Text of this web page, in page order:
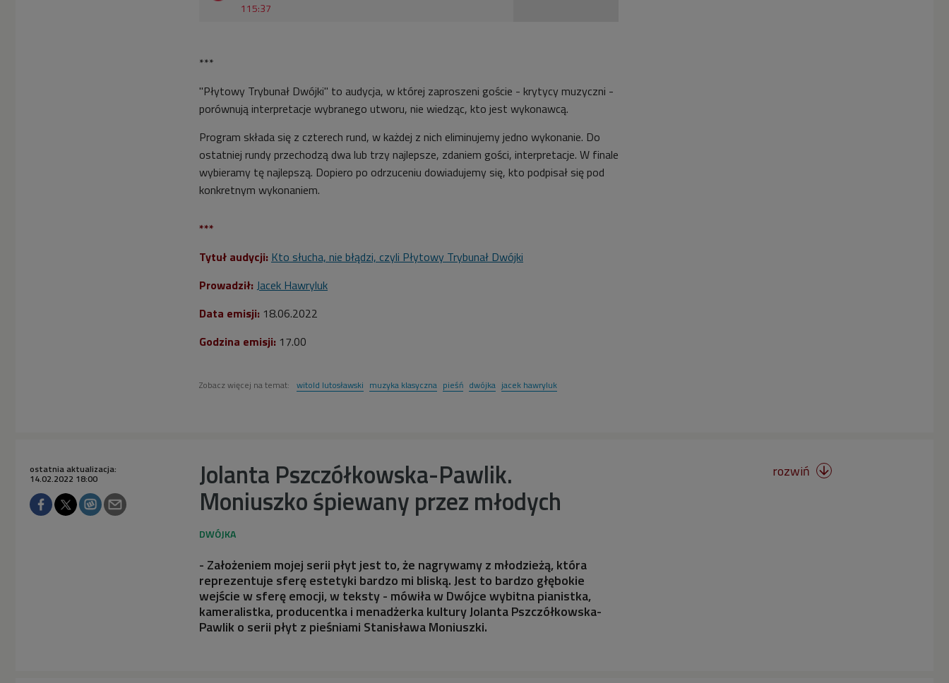
115:37
***
"Płytowy Trybunał Dwójki" to audycja, w której zaproszeni goście - krytycy muzyczni -
porównują interpretacje wybranego utworu, nie wiedząc, kto jest wykonawcą.
Program składa się z czterech rund, w każdej z nich eliminujemy jedno wykonanie. Do
ostatniej rundy przechodzą dwa lub trzy najlepsze, zdaniem gości, interpretacje. W finale
wybieramy tę najlepszą. Dopiero po odrzuceniu dowiadujemy się, kto podpisał się pod
konkretnym wykonaniem.
***
Tytuł audycji: Kto słucha, nie błądzi, czyli Płytowy Trybunał Dwójki
Prowadził: Jacek Hawryluk
Data emisji: 18.06.2022
Godzina emisji: 17.00
Zobacz więcej na temat: witold lutosławski muzyka klasyczna pieśń dwójka jacek hawryluk
Jolanta Pszczółkowska-Pawlik.
Moniuszko śpiewany przez młodych
ostatnia aktualizacja:
14.02.2022 18:00
- Założeniem mojej serii płyt jest to, że nagrywamy z młodzieżą, która
reprezentuje sferę estetyki bardzo mi bliską. Jest to bardzo głębokie
wejście w sferę emocji, w teksty - mówiła w Dwójce wybitna pianistka,
kameralistka, producentka i menadżerka kultury Jolanta Pszczółkowska-
Pawlik o serii płyt z pieśniami Stanisława Moniuszki.
rozwiń 